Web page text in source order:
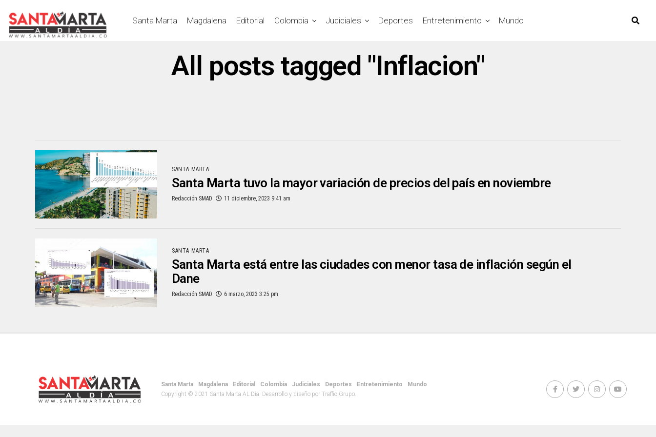
Santa Marta Magdalena Editorial Colombia Judiciales Deportes Entretenimiento Mundo
All posts tagged "Inflacion"
SANTA MARTA
Santa Marta tuvo la mayor variación de precios del país en noviembre
Redacción SMAD 11 diciembre, 2023 9:41 am
SANTA MARTA
Santa Marta está entre las ciudades con menor tasa de inflación según el
Dane
Redacción SMAD 6 marzo, 2023 3:25 pm
Santa Marta Magdalena Editorial Colombia Judiciales Deportes Entretenimiento
Mundo
Copyright © 2021 Santa Marta AL Día. Desarrollo y diseño por Traffic Grupo.